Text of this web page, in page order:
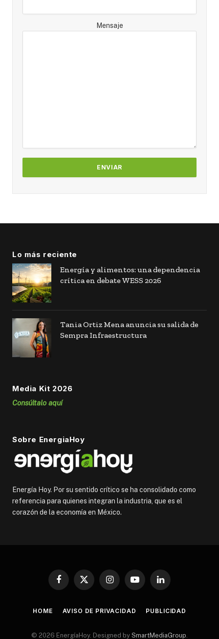
Mensaje
Lo más reciente
Energía y alimentos: una dependencia
crítica en debate WESS 2026
Tania Ortiz Mena anuncia su salida de
Sempra Infraestructura
Media Kit 2026
Consúltalo aquí
Sobre EnergiaHoy
Energía Hoy. Por su sentido crítico se ha consolidado como
referencia para quienes integran la industria, que es el
corazón de la economía en México.
Facebook
X
InstagramYouTubeLinkedIn
HOME AVISO DE PRIVACIDAD PUBLICIDAD
© 2026 EnergíaHoy. Designed by SmartMediaGroup.